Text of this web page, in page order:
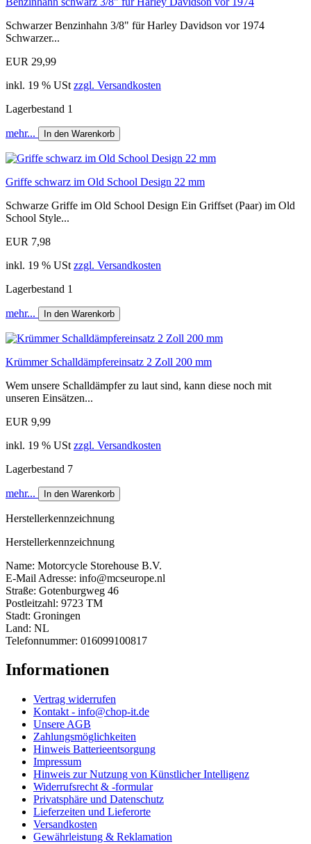
Schwarzer Benzinhahn 3/8" für Harley Davidson vor 1974
Schwarzer...
EUR 29,99
inkl. 19 % USt zzgl. Versandkosten
Lagerbestand 1
mehr... In den Warenkorb
Griffe schwarz im Old School Design 22 mm
Schwarze Griffe im Old School Design Ein Griffset (Paar) im Old
School Style...
EUR 7,98
inkl. 19 % USt zzgl. Versandkosten
Lagerbestand 1
mehr... In den Warenkorb
Krümmer Schalldämpfereinsatz 2 Zoll 200 mm
Wem unsere Schalldämpfer zu laut sind, kann diese noch mit
unseren Einsätzen...
EUR 9,99
inkl. 19 % USt zzgl. Versandkosten
Lagerbestand 7
mehr... In den Warenkorb
Herstellerkennzeichnung
Herstellerkennzeichnung
Name: Motorcycle Storehouse B.V.
E-Mail Adresse: info@mcseurope.nl
Straße: Gotenburgweg 46
Postleitzahl: 9723 TM
Stadt: Groningen
Land: NL
Telefonnummer: 016099100817
Informationen
Vertrag widerrufen
Kontakt - info@chop-it.de
Unsere AGB
Zahlungsmöglichkeiten
Hinweis Batterieentsorgung
Impressum
Hinweis zur Nutzung von Künstlicher Intelligenz
Widerrufsrecht & -formular
Privatsphäre und Datenschutz
Lieferzeiten und Lieferorte
Versandkosten
Gewährleistung & Reklamation